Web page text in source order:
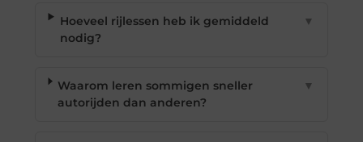
Hoeveel rijlessen heb ik gemiddeld
nodig?
▼
Waarom leren sommigen sneller
autorijden dan anderen?
▼